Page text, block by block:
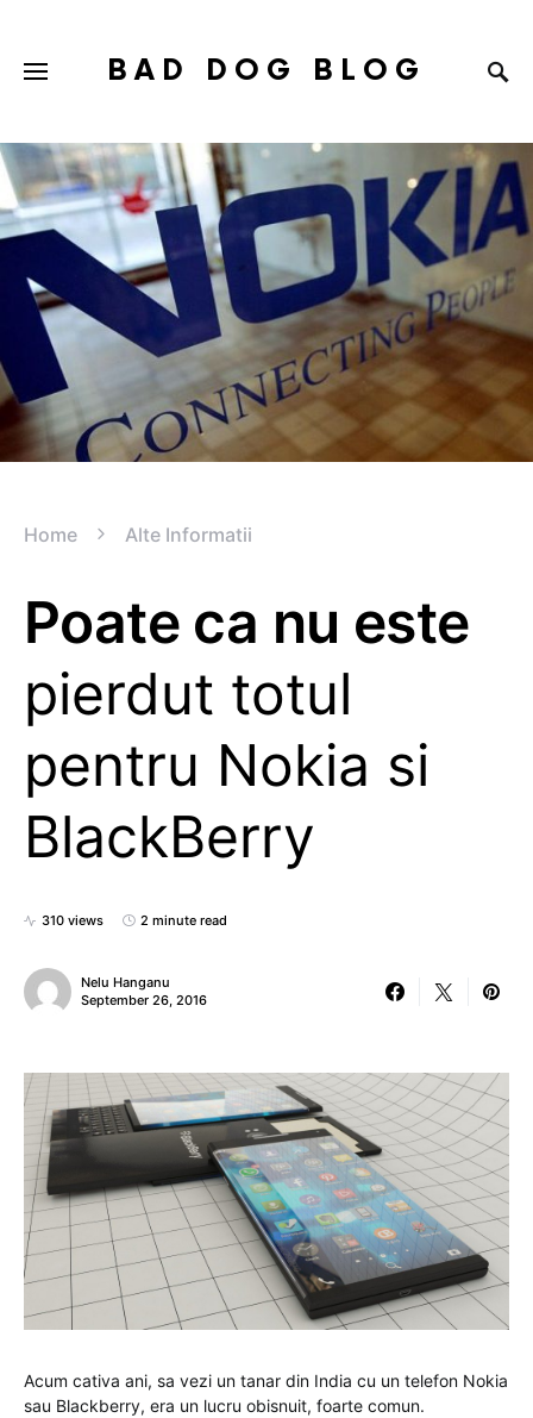
BAD DOG BLOG
Home Alte Informatii
Poate ca nu este
pierdut totul
pentru Nokia si
BlackBerry
310 views 2 minute read
Nelu Hanganu
September 26, 2016
Acum cativa ani, sa vezi un tanar din India cu un telefon Nokia
sau Blackberry, era un lucru obisnuit, foarte comun.